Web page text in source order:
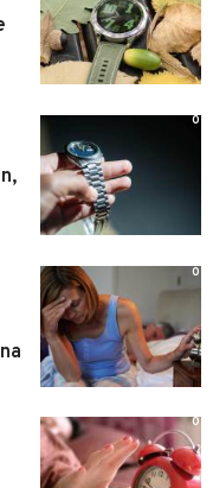
0
0
0